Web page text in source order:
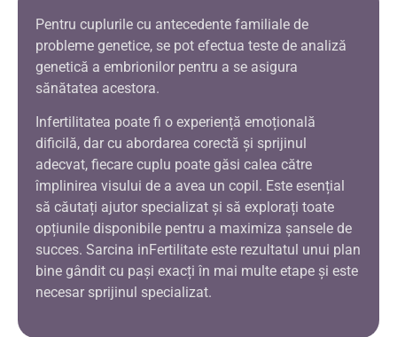
Pentru cuplurile cu antecedente familiale de
probleme genetice, se pot efectua teste de analiză
genetică a embrionilor pentru a se asigura
sănătatea acestora.
Infertilitatea poate fi o experiență emoțională
dificilă, dar cu abordarea corectă și sprijinul
adecvat, fiecare cuplu poate găsi calea către
împlinirea visului de a avea un copil. Este esențial
să căutați ajutor specializat și să explorați toate
opțiunile disponibile pentru a maximiza șansele de
succes. Sarcina inFertilitate este rezultatul unui plan
bine gândit cu pași exacți în mai multe etape și este
necesar sprijinul specializat.